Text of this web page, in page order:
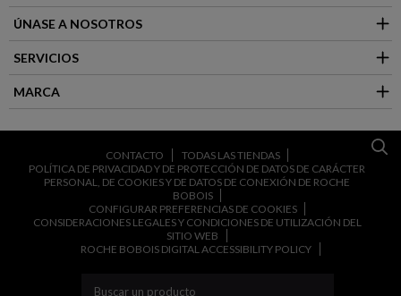
ÚNASE A NOSOTROS
SERVICIOS
MARCA
CONTACTO
TODAS LAS TIENDAS
POLÍTICA DE PRIVACIDAD Y DE PROTECCIÓN DE DATOS DE CARÁCTER
PERSONAL, DE COOKIES Y DE DATOS DE CONEXIÓN DE ROCHE
BOBOIS
CONFIGURAR PREFERENCIAS DE COOKIES
CONSIDERACIONES LEGALES Y CONDICIONES DE UTILIZACIÓN DEL
SITIO WEB
ROCHE BOBOIS DIGITAL ACCESSIBILITY POLICY